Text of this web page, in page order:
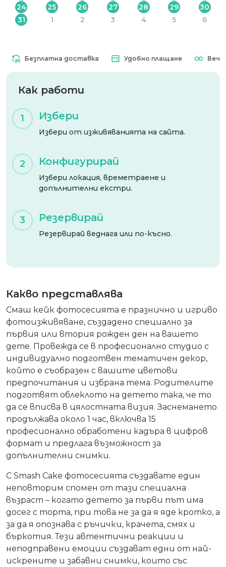
24 25 26 27 28 29
30
31
1 2 3 4 5 6
Безплатна доставка Удобно плащане Вечна
Как работи
1 Избери
Избери от изживяванията на сайта.
2 Конфигурирай
Избери локация, времетраене и
допълнителни екстри.
3 Резервирай
Резервирай веднага или по-късно.
Какво представлява
Смаш кейк фотосесията е празнично и игриво
фотоизживяване, създадено специално за
първия или втория рожден ден на вашето
дете. Провежда се в професионално студио с
индивидуално подготвен тематичен декор,
който е съобразен с вашите цветови
предпочитания и избрана тема. Родителите
подготвят облеклото на детето така, че то
да се вписва в цялостната визия. Заснемането
продължава около 1 час, включва 15
професионално обработени кадъра в цифров
формат и предлага възможност за
допълнителни снимки.
С Smash Cake фотосесията създавате един
неповторим спомен от тази специална
възраст – когато детето за първи път има
досег с торта, при това не за да я яде кротко, а
за да я опознава с ръчички, крачета, смях и
бъркотия. Тези автентични реакции и
неподправени емоции създават едни от най-
искрените и забавни снимки, които със